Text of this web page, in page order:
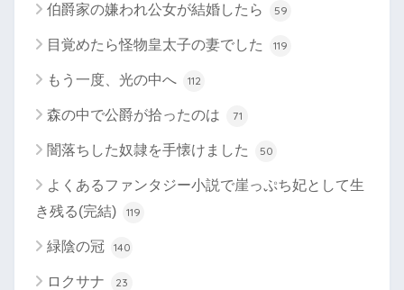
伯爵家の嫌われ公女が結婚したら 59
目覚めたら怪物皇太子の妻でした 119
もう一度、光の中へ 112
森の中で公爵が拾ったのは 71
闇落ちした奴隷を手懐けました 50
よくあるファンタジー小説で崖っぷち妃として生
き残る(完結)
119
緑陰の冠 140
ロクサナ 23